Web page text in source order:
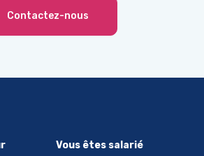
Contactez-nous
Vous êtes salarié